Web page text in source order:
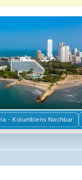
- Kolumbiens Nachbar